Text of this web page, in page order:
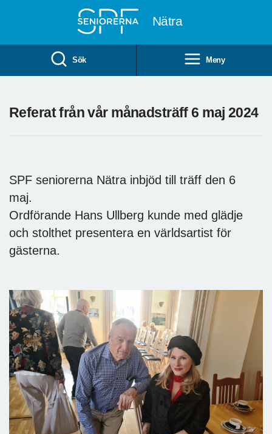
Nätra
Sök Meny
Referat från vår månadsträff 6 maj 2024
SPF seniorerna Nätra inbjöd till träff den 6
maj.
Ordförande Hans Ullberg kunde med glädje
och stolthet presentera en världsartist för
gästerna.